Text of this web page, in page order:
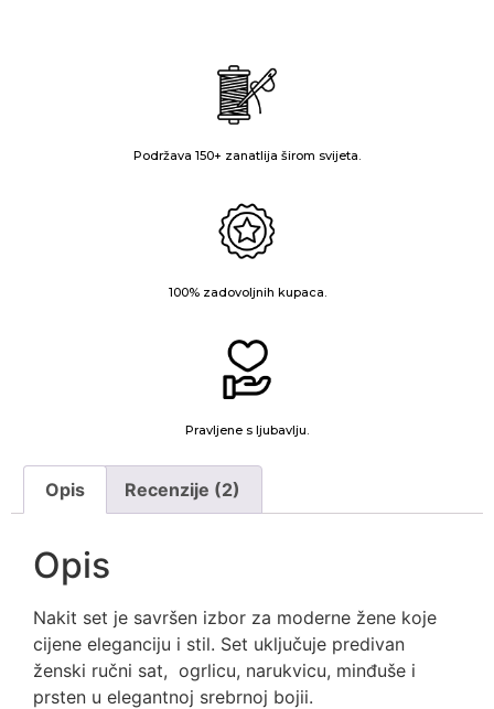
Podržava 150+ zanatlija širom svijeta.
100% zadovoljnih kupaca.
Pravljene s ljubavlju.
Opis Recenzije (2)
Opis
Nakit set je savršen izbor za moderne žene koje
cijene eleganciju i stil. Set uključuje predivan
ženski ručni sat, ogrlicu, narukvicu, minđuše i
prsten u elegantnoj srebrnoj bojii.